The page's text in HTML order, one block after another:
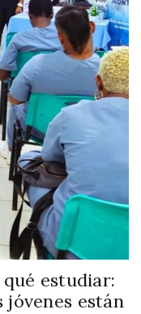
estudiar:
jóvenes están